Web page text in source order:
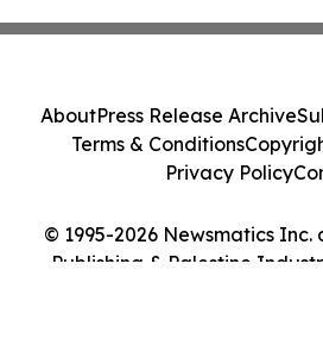
© 1995-2026 Newsmatics
Publishing & Palestine
AboutPress Release Archive
Terms & Conditions
Privacy Policy